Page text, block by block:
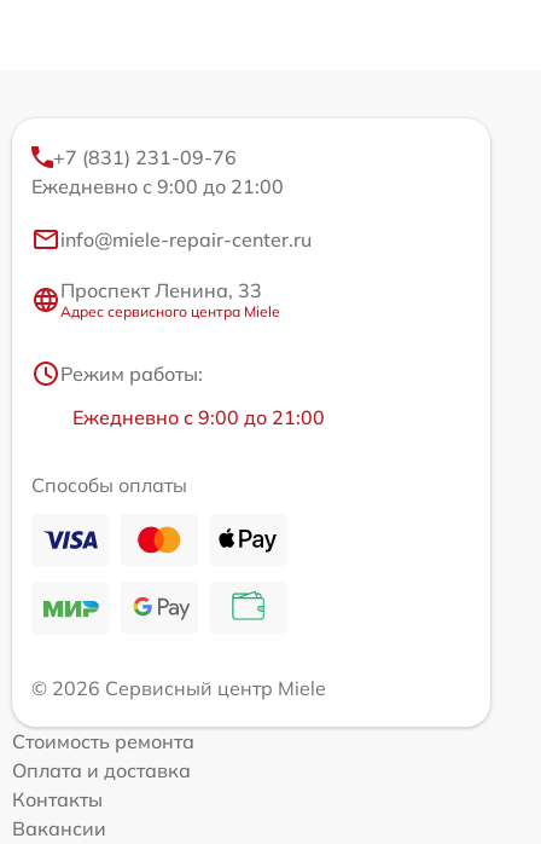
+7 (831) 231-09-76
Ежедневно с 9:00 до 21:00
info@miele-repair-center.ru
Проспект Ленина, 33
Адрес сервисного центра Miele
Режим работы:
Ежедневно с 9:00 до 21:00
Способы оплаты
© 2026 Сервисный центр Miele
Стоимость ремонта
Оплата и доставка
Контакты
Вакансии